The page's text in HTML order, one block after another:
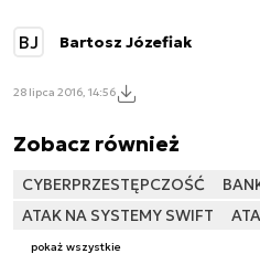
BJ Bartosz Józefiak
28 lipca 2016, 14:56
Zobacz również
CYBERPRZESTĘPCZOŚĆ
ATAK NA SYSTEMY SWIFT
pokaż wszystkie